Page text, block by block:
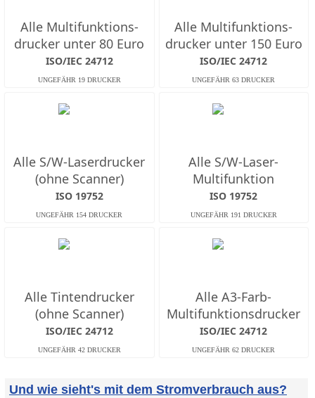
Alle Multifunktions­
drucker unter 80 Euro
ISO/IEC 24712
Alle Multifunktions­
drucker unter 150 Euro
ISO/IEC 24712
Alle S/W-Laserdrucker
(ohne Scanner)
ISO 19752
Alle S/W-Laser-
Multifunktion
ISO 19752
Alle Tintendrucker
(ohne Scanner)
ISO/IEC 24712
Alle A3-Farb-
Multifunktionsdrucker
ISO/IEC 24712
Und wie sieht's mit dem Stromverbrauch aus?